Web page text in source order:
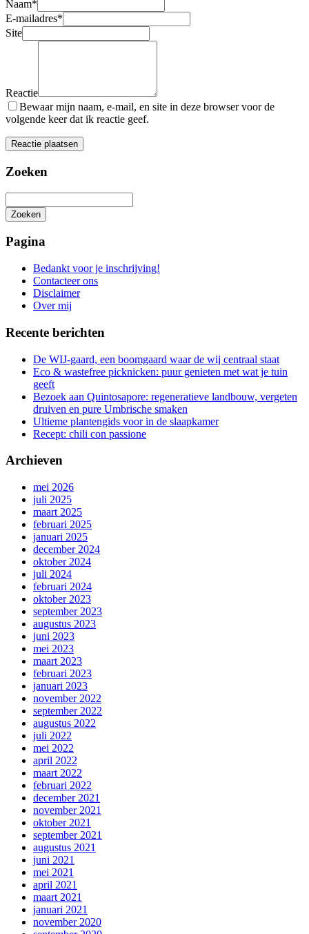
Naam*
E-mailadres*
Site
Reactie
Bewaar mijn naam, e-mail, en site in deze browser voor de
volgende keer dat ik reactie geef.
Zoeken
Zoeken
zoeken
Pagina
Bedankt voor je inschrijving!
Contacteer ons
Disclaimer
Over mij
Recente berichten
De WIJ-gaard, een boomgaard waar de wij centraal staat
Eco & wastefree picknicken: puur genieten met wat je tuin
geeft
Bezoek aan Quintosapore: regeneratieve landbouw, vergeten
druiven en pure Umbrische smaken
Ultieme plantengids voor in de slaapkamer
Recept: chili con passione
Archieven
mei 2026
juli 2025
maart 2025
februari 2025
januari 2025
december 2024
oktober 2024
juli 2024
februari 2024
oktober 2023
september 2023
augustus 2023
juni 2023
mei 2023
maart 2023
februari 2023
januari 2023
november 2022
september 2022
augustus 2022
juli 2022
mei 2022
april 2022
maart 2022
februari 2022
december 2021
november 2021
oktober 2021
september 2021
augustus 2021
juni 2021
mei 2021
april 2021
maart 2021
januari 2021
november 2020